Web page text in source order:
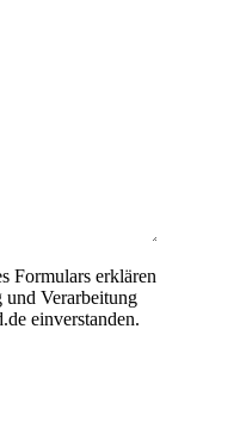
Formulars erklären
und Verarbeitung
einverstanden.